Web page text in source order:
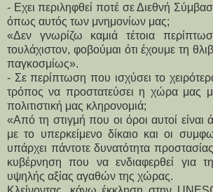
- Εχει περιληφθεί ποτέ σε Διεθνή
όπως αυτός των μνημονίων μας;
«Δεν γνωρίζω καμιά τέτοια
τουλάχιστον, φοβούμαι ότι έχουμε τη
παγκοσμίως».
- Σε περίπτωση που ισχύσει το
τρόπος να προστατεύσει η χώρα μας
πολιτιστική μας κληρονομιά;
«Από τη στιγμή που οι όροι αυτοί είναι
με το υπερκείμενο δίκαιο και οι
υπάρχει πάντοτε δυνατότητα
κυβέρνηση που να ενδιαφερθεί για
υψηλής αξίας αγαθών της χώρας.